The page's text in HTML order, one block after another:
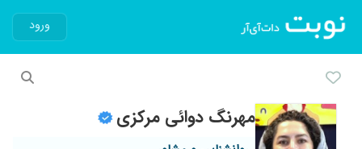
ورود
مهرنگ دوائی مرکزی